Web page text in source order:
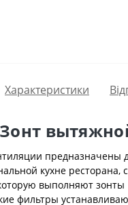
Характеристики
предназначены
кухне ресторана,
выполняют
фильтры